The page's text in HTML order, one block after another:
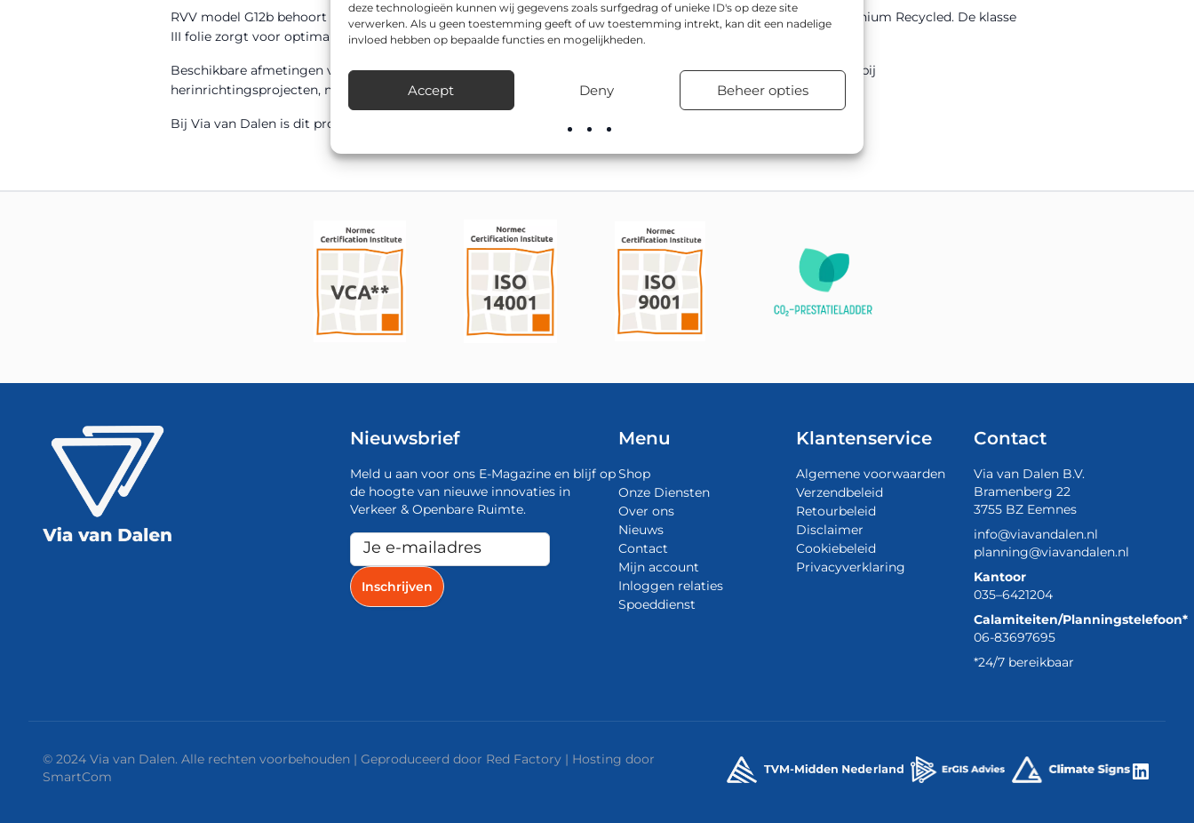
deze technologieën kunnen wij gegevens zoals surfgedrag of unieke ID's op deze site
verwerken. Als u geen toestemming geeft of uw toestemming intrekt, kan dit een nadelige
invloed hebben op bepaalde functies en mogelijkheden.
Accept Deny Beheer opties
RVV model G12b behoort tot de RVV-borden van Via van Dalen en is als verkeersregelbord uitgevoerd in Aluminium Recycled. De klasse
III folie zorgt voor optimale zichtbaarheid, zowel overdag als ’s nachts.
Beschikbare afmetingen voor dit model zijn onder andere Ø 600mm, Ø 800mm. Het bord wordt veel gebruikt bij
herinrichtingsprojecten, nieuwbouwwijken en op bedrijventerreinen.
Bij Via van Dalen is dit product snel leverbaar; onze montageploegen kunnen het ook vakkundig plaatsen.
Nieuwsbrief
Meld u aan voor ons E-Magazine en blijf op
de hoogte van nieuwe innovaties in
Verkeer & Openbare Ruimte.
Menu
Shop
Onze Diensten
Over ons
Nieuws
Contact
Mijn account
Inloggen relaties
Spoeddienst
Klantenservice
Algemene voorwaarden
Verzendbeleid
Retourbeleid
Disclaimer
Cookiebeleid
Privacyverklaring
Contact
Via van Dalen B.V.
Bramenberg 22
3755 BZ Eemnes
info@viavandalen.nl
planning@viavandalen.nl
Kantoor
035–6421204
Calamiteiten/Planningstelefoon*
06-83697695
*24/7 bereikbaar
© 2024 Via van Dalen. Alle rechten voorbehouden | Geproduceerd door Red Factory | Hosting door
SmartCom